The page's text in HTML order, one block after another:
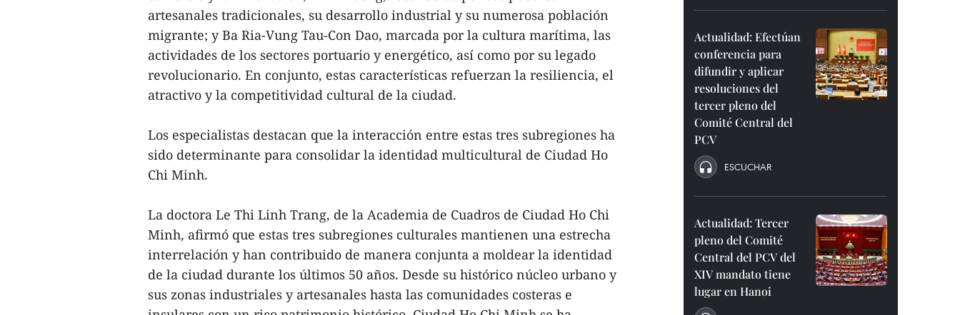
artesanales tradicionales, su desarrollo industrial y su numerosa población
migrante; y Ba Ria-Vung Tau-Con Dao, marcada por la cultura marítima, las
actividades de los sectores portuario y energético, así como por su legado
revolucionario. En conjunto, estas características refuerzan la resiliencia, el
atractivo y la competitividad cultural de la ciudad.
Los especialistas destacan que la interacción entre estas tres subregiones ha
sido determinante para consolidar la identidad multicultural de Ciudad Ho
Chi Minh.
La doctora Le Thi Linh Trang, de la Academia de Cuadros de Ciudad Ho Chi
Minh, afirmó que estas tres subregiones culturales mantienen una estrecha
interrelación y han contribuido de manera conjunta a moldear la identidad
de la ciudad durante los últimos 50 años. Desde su histórico núcleo urbano y
sus zonas industriales y artesanales hasta las comunidades costeras e
Actualidad: Efectúan
conferencia para
difundir y aplicar
resoluciones del
tercer pleno del
Comité Central del
PCV
ESCUCHAR
Actualidad: Tercer
pleno del Comité
Central del PCV del
XIV mandato tiene
lugar en Hanoi